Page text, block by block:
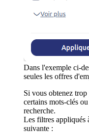
Dans l'exemple ci-
seules les offres
Si vous obtenez
certains mots-clés
recherche.
Les filtres appliqués
suivante :